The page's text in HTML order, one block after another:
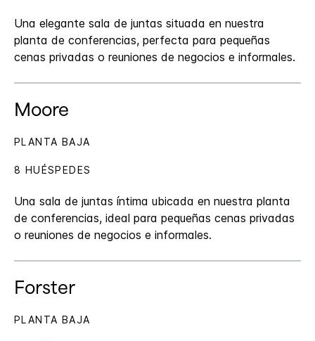
Una elegante sala de juntas situada en nuestra
planta de conferencias, perfecta para pequeñas
cenas privadas o reuniones de negocios e informales.
Moore
Una sala de juntas íntima ubicada en nuestra planta
de conferencias, ideal para pequeñas cenas privadas
o reuniones de negocios e informales.
PLANTA BAJA
8 HUÉSPEDES
Forster
PLANTA BAJA